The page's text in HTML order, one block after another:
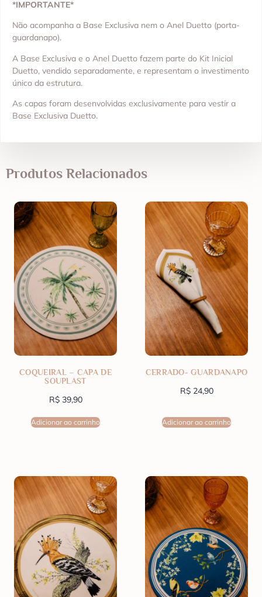
*IMPORTANTE*
Não acompanha a Base Exclusiva nem o Anel Duetto (porta-
guardanapo).
A Base Exclusiva e o Anel Duetto fazem parte do Kit Inicial
Duetto, vendido separadamente, e representam o investimento
único da estrutura.
As capas foram desenvolvidas exclusivamente para vestir a
Base Exclusiva Duetto.
Produtos Relacionados
COQUEIRAL – CAPA DE
SOUPLAST
R$39,90
Adicionar ao carrinho
CERRADO- GUARDANAPO
R$24,90
Adicionar ao carrinho